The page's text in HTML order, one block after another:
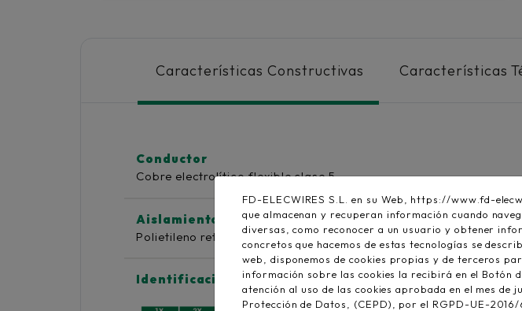
Características Constructivas Características
Conductor
Cobre electrolítico flexible clase 5
Aislamiento
Polietileno reticulado DIX-3
Identificación de conductores
FD-ELECWIRES S.L. en su Web, https://www.fd-
que almacenan y recuperan información cuando
diversas, como reconocer a un usuario y obtener
concretos que hacemos de estas tecnologías se
web, disponemos de cookies propias y de terceros
información sobre las cookies la recibirá en el Botón
atención al uso de las cookies aprobada en el mes
Protección de Datos, (CEPD), por el RGPD-UE-